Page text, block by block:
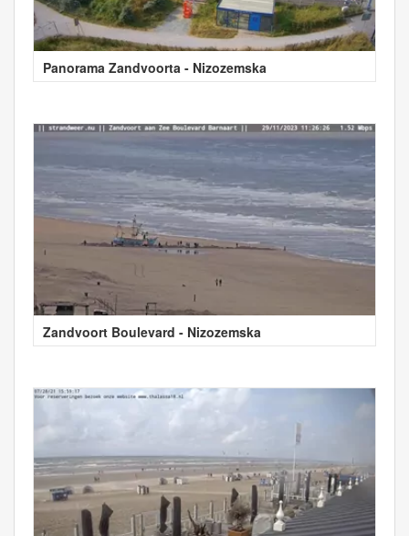
Panorama Zandvoorta - Nizozemska
Zandvoort Boulevard - Nizozemska